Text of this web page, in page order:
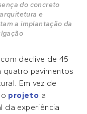
do concreto
e
a implantação da
declive de 45
quatro pavimentos
Em vez de
projeto a
da experiência